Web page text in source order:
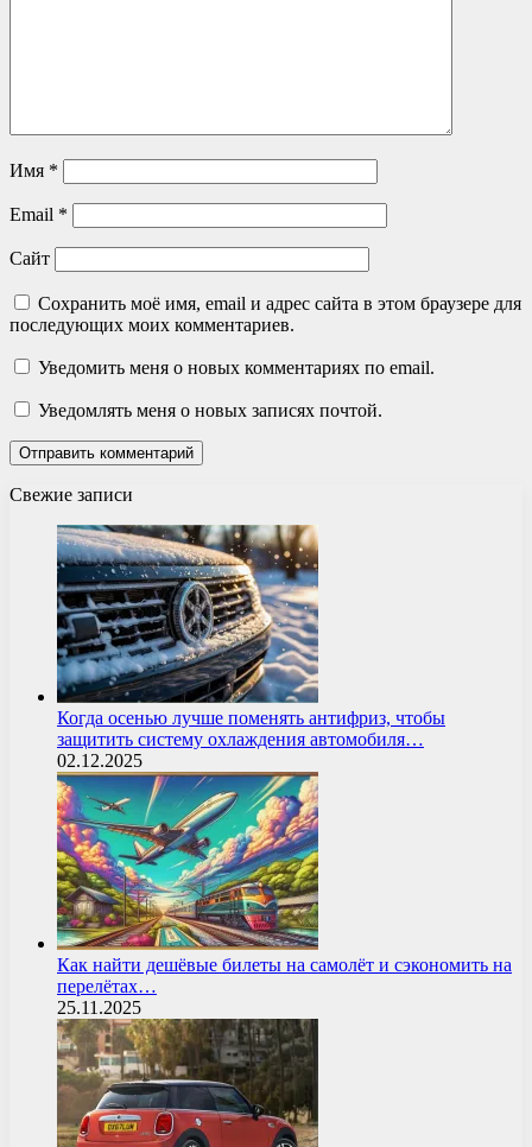
Имя *
Email *
Сайт
Сохранить моё имя, email и адрес сайта в этом браузере для
последующих моих комментариев.
Уведомить меня о новых комментариях по email.
Уведомлять меня о новых записях почтой.
Свежие записи
Когда осенью лучше поменять антифриз, чтобы
защитить систему охлаждения автомобиля…
02.12.2025
Как найти дешёвые билеты на самолёт и сэкономить на
перелётах…
25.11.2025